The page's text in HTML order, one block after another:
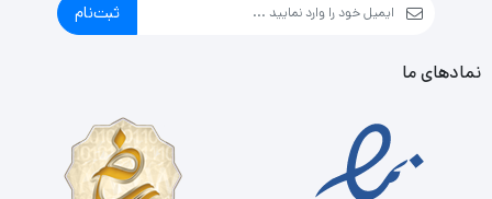
ثبت‌نام
نمادهای ما